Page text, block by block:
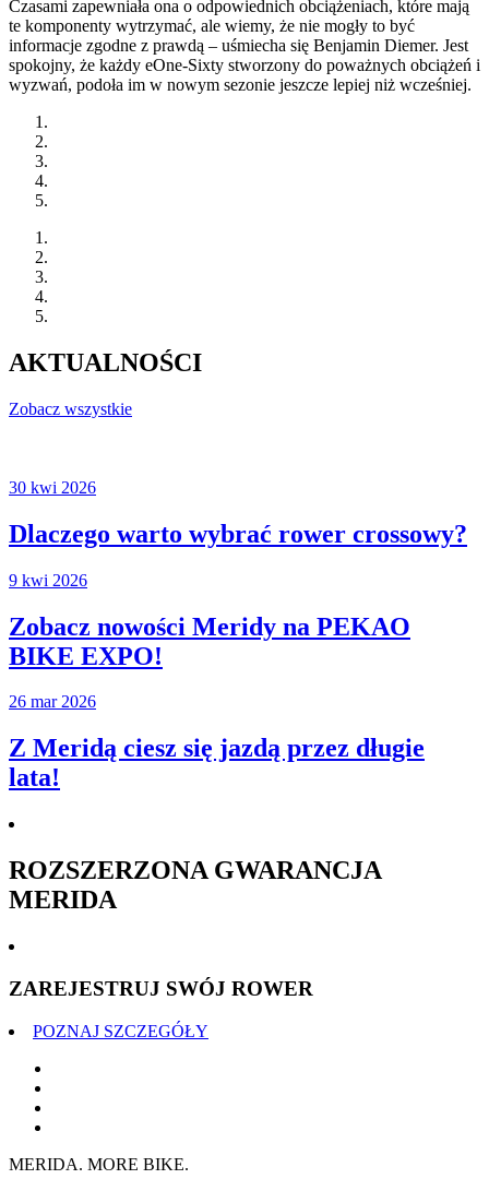
Czasami zapewniała ona o odpowiednich obciążeniach, które mają
te komponenty wytrzymać, ale wiemy, że nie mogły to być
informacje zgodne z prawdą – uśmiecha się Benjamin Diemer. Jest
spokojny, że każdy eOne-Sixty stworzony do poważnych obciążeń i
wyzwań, podoła im w nowym sezonie jeszcze lepiej niż wcześniej.
AKTUALNOŚCI
Zobacz wszystkie
30 kwi 2026
Dlaczego warto wybrać rower crossowy?
9 kwi 2026
Zobacz nowości Meridy na PEKAO
BIKE EXPO!
26 mar 2026
Z Meridą ciesz się jazdą przez długie
lata!
ROZSZERZONA GWARANCJA
MERIDA
ZAREJESTRUJ SWÓJ ROWER
POZNAJ SZCZEGÓŁY
MERIDA. MORE BIKE.